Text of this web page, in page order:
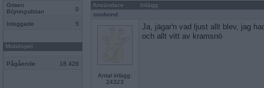
Grisen
Böjningslistan
0
Inloggade 5
Mobilspel
Pågående 18 428
Användare
Inlägg
onobond
Antal inlägg:
24323
Ja, jägar'n vad ljust allt blev, jag
och allt vitt av kramsnö